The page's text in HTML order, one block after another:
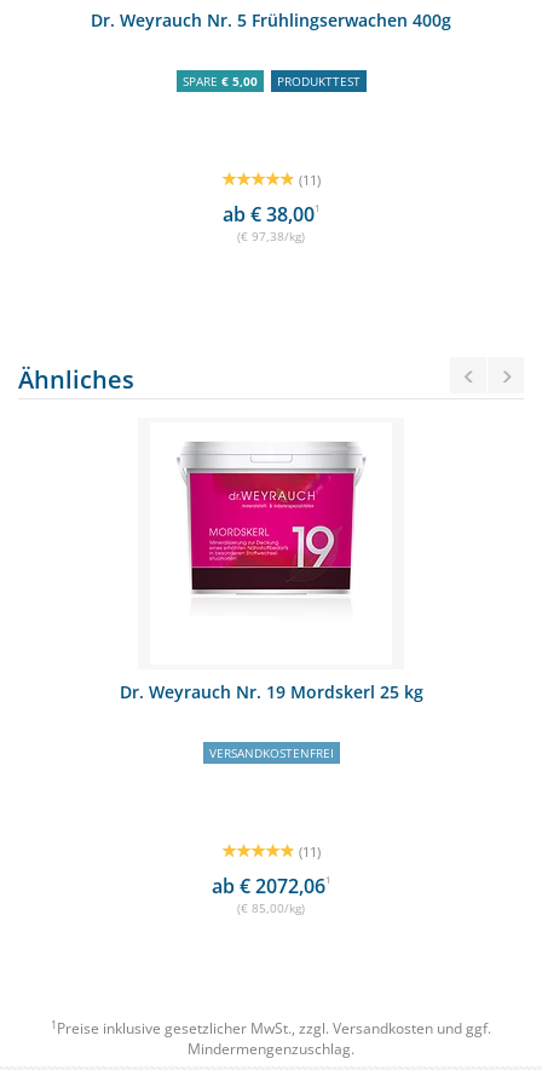
Dr. Weyrauch Nr. 5 Frühlingserwachen 400g
SPARE € 5,00 PRODUKTTEST
(11)
ab € 38,001
(€ 97,38/kg)
Ähnliches
Dr. Weyrauch Nr. 19 Mordskerl 25 kg
VERSANDKOSTENFREI
(11)
ab € 2072,061
(€ 85,00/kg)
1 Preise inklusive gesetzlicher MwSt., zzgl. Versandkosten und ggf.
Mindermengenzuschlag.